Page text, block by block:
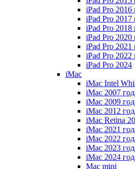
iPad Pro 2016
iPad Pro 2017
iPad Pro 2018
iPad Pro 2020
iPad Pro 2021
iPad Pro 2022
iPad Pro 2024
iMac
iMac Intel
iMac 2007
iMac 2009
iMac 2012
iMac Retina
iMac 2021
iMac 2022
iMac 2023
iMac 2024
Mac mini